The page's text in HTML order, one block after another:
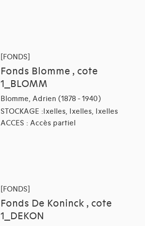
[FONDS]
Fonds Blomme , cote
1_BLOMM
Blomme, Adrien (1878 - 1940)
STOCKAGE :Ixelles, Ixelles, Ixelles
ACCES : Accès partiel
[FONDS]
Fonds De Koninck , cote
1_DEKON